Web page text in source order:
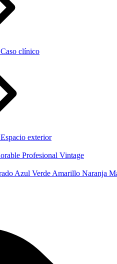
Caso clínico
Espacio exterior
Profesional Vintage
Azul Verde Amarillo Naranja